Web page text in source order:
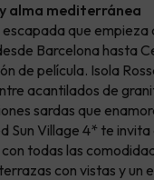
alma mediterránea
que empieza
Barcelona hasta
de película. Isola
acantilados de
sardas que
Sun Village 4* te
todas las
con vistas y un